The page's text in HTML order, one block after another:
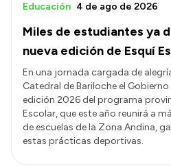
Miles de estudiantes ya
nueva edición de Esquí
Educación 4 de ago de 2026
En una jornada cargada de
Catedral de Bariloche el
edición 2026 del programa
Escolar, que este año reunirá a
de escuelas de la Zona Andina,
estas prácticas deportivas.